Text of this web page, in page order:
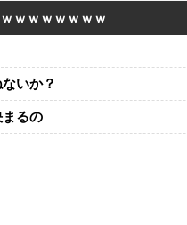
ｗｗｗｗｗｗｗ
いか？
るの